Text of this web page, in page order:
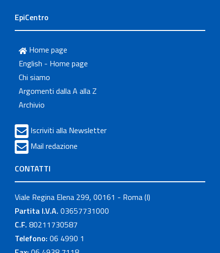
EpiCentro
Home page
English - Home page
Chi siamo
Argomenti dalla A alla Z
Archivio
Iscriviti alla Newsletter
Mail redazione
CONTATTI
Viale Regina Elena 299, 00161 - Roma (I)
Partita I.V.A. 03657731000
C.F. 80211730587
Telefono: 06 4990 1